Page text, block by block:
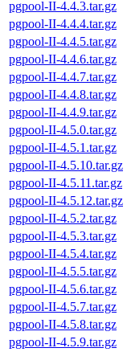
pgpool-II-4.4.3.tar.gz
pgpool-II-4.4.4.tar.gz
pgpool-II-4.4.5.tar.gz
pgpool-II-4.4.6.tar.gz
pgpool-II-4.4.7.tar.gz
pgpool-II-4.4.8.tar.gz
pgpool-II-4.4.9.tar.gz
pgpool-II-4.5.0.tar.gz
pgpool-II-4.5.1.tar.gz
pgpool-II-4.5.10.tar.gz
pgpool-II-4.5.11.tar.gz
pgpool-II-4.5.12.tar.gz
pgpool-II-4.5.2.tar.gz
pgpool-II-4.5.3.tar.gz
pgpool-II-4.5.4.tar.gz
pgpool-II-4.5.5.tar.gz
pgpool-II-4.5.6.tar.gz
pgpool-II-4.5.7.tar.gz
pgpool-II-4.5.8.tar.gz
pgpool-II-4.5.9.tar.gz